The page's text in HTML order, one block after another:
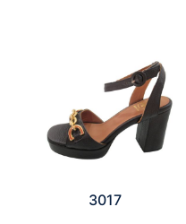
3017